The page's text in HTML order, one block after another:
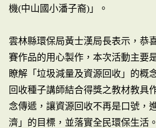
機(中山國小潘子裔)」。
雲林縣環保局黃士漢局長表示，恭
賽作品的用心製作，本次活動主要
瞭解「垃圾減量及資源回收」的概
回收種子講師結合得獎之教材教具
念傳遞，讓資源回收不再是口號，
濟」的目標，並落實全民環保生活。